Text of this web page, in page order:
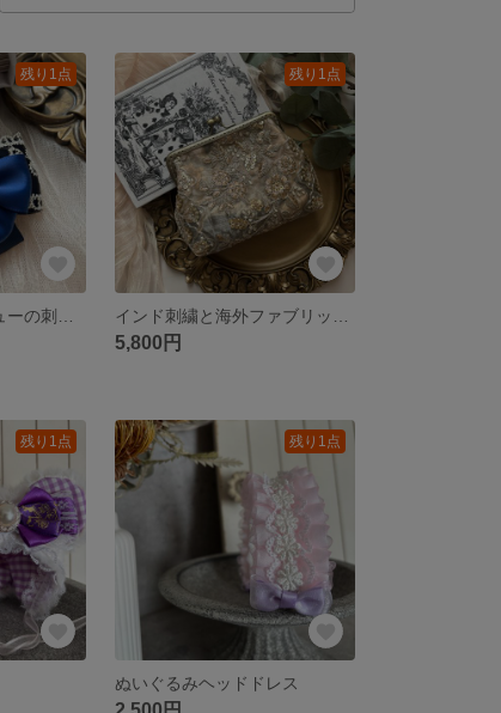
残り1点 残り1点
5,800円
残り1点 残り1点
ぬいぐるみヘッドドレス